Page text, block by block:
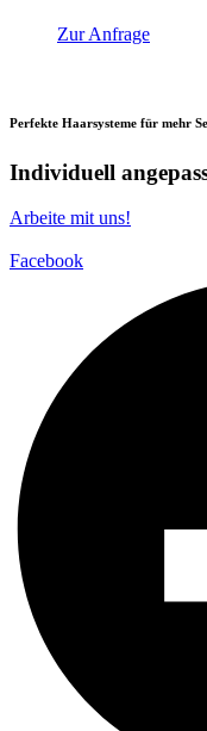
Zur Anfrage
Perfekte Haarsysteme für mehr
Individuell
Arbeite mit uns!
Facebook